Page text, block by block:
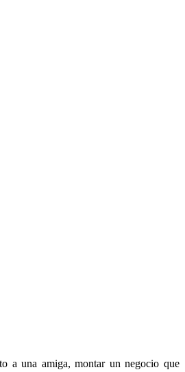
a una amiga, montar un negocio que